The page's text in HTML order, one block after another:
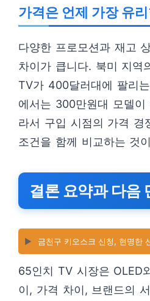
가격은 언제 가장 유
다양한 프로모션과 재고
차이가 큽니다. 북미 지역
TV가 400달러대에 팔리
에서는 300만원대 모델
라서 구입 시점의 가격 경
조건을 함께 비교하는 것
결론 요약과 다음
▶️ 금천구 키오스크 신청, 현명한
65인치 TV 시장은 OLED
이, 가격 차이, 브랜드의